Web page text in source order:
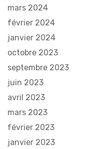
mars 2024
février 2024
janvier 2024
octobre 2023
septembre 2023
juin 2023
avril 2023
mars 2023
février 2023
janvier 2023